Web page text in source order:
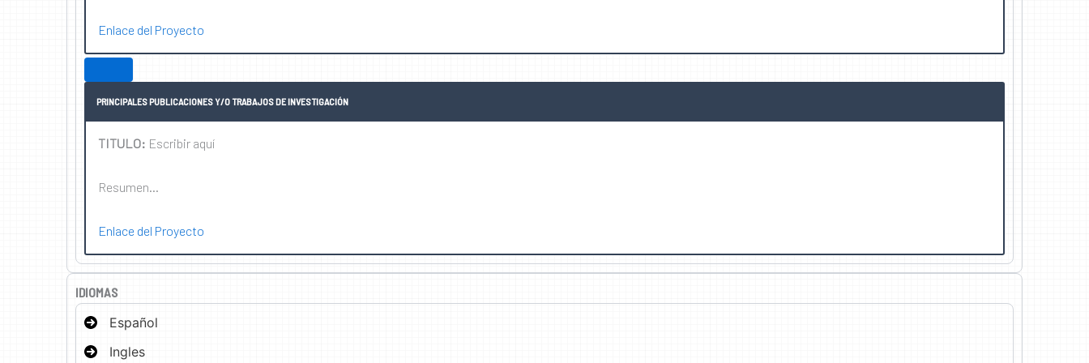
Enlace del Proyecto
PRINCIPALES PUBLICACIONES Y/O TRABAJOS DE INVESTIGACIÓN
TITULO: Escribir aquí
Resumen…
Enlace del Proyecto
IDIOMAS
Español
Ingles